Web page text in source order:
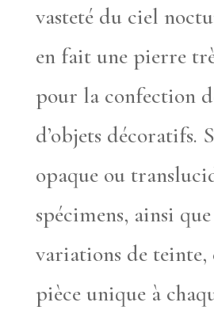
vasteté du ciel
en fait une pierre
pour la confection
d’objets décoratifs.
opaque ou
spécimens, ainsi que
variations de teinte,
pièce unique à